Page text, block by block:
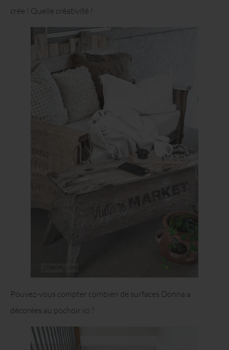
crée ! Quelle créativité !
Pouvez-vous compter combien de surfaces Donna a
décorées au pochoir ici ?